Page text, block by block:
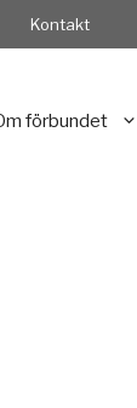
Kontakt
förbundet